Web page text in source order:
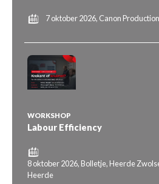
7 oktober 2026, Canon
WORKSHOP
Labour Efficiency
8 oktober 2026, Bolletje, Heerde
Heerde